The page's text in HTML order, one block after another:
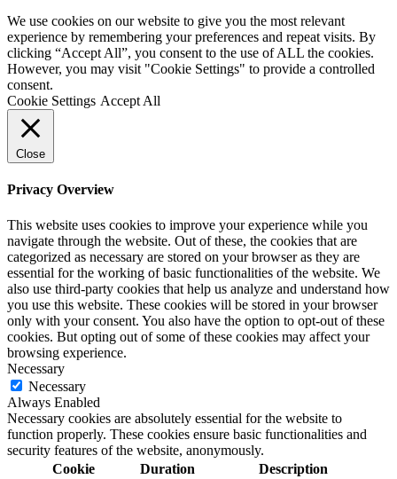
We use cookies on our website to give you the most relevant
experience by remembering your preferences and repeat visits. By
clicking “Accept All”, you consent to the use of ALL the cookies.
However, you may visit "Cookie Settings" to provide a controlled
consent.
Cookie Settings Accept All
Close
Privacy Overview
This website uses cookies to improve your experience while you
navigate through the website. Out of these, the cookies that are
categorized as necessary are stored on your browser as they are
essential for the working of basic functionalities of the website. We
also use third-party cookies that help us analyze and understand how
you use this website. These cookies will be stored in your browser
only with your consent. You also have the option to opt-out of these
cookies. But opting out of some of these cookies may affect your
browsing experience.
Necessary
Necessary
Always Enabled
Necessary cookies are absolutely essential for the website to
function properly. These cookies ensure basic functionalities and
security features of the website, anonymously.
Cookie
Duration Description